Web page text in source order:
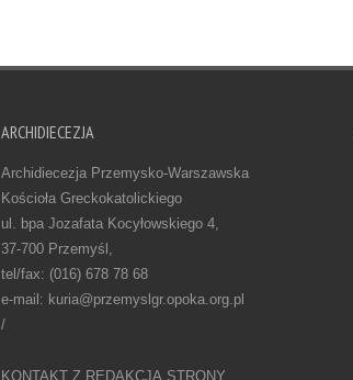
ARCHIDIECEZJA
Archidiecezja Przemysko-Warszawska
Kościoła Greckokatolickiego
ul. bpa Jozafata Kocyłowskiego 4,
37-700 Przemyśl,
tel/fax: (016) 678 78 68
e-mail: kuria@przemyslgr.opoka.org.pl
/
KONTAKT Z REDAKCJĄ STRONY